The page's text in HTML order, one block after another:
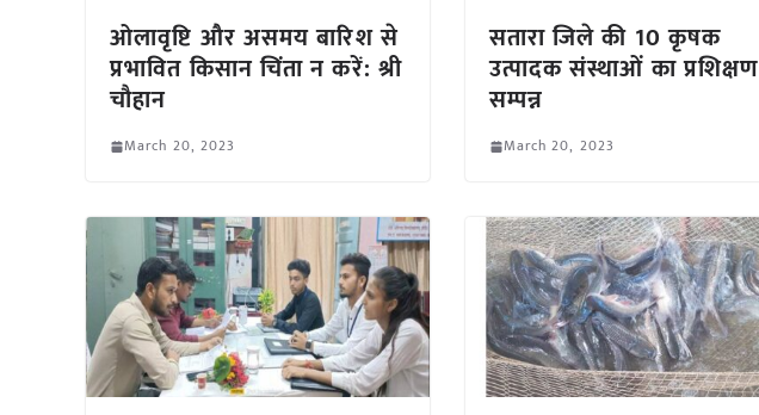
ओलावृष्टि और असमय बारिश से
प्रभावित किसान चिंता न करें: श्री
चौहान
March 20, 2023
सतारा जिले की 10 कृषक
उत्पादक संस्थाओं का प्रशिक्षण
सम्पन्न
March 20, 2023